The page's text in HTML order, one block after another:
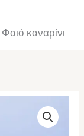
Φαιό καναρίνι